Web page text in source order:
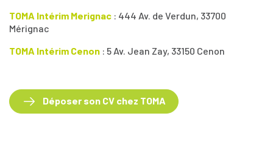
TOMA Intérim Merignac : 444 Av. de Verdun, 33700
Mérignac
TOMA Intérim Cenon : 5 Av. Jean Zay, 33150 Cenon
Déposer son CV chez TOMA